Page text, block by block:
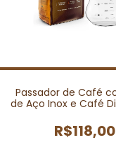
Passador de Café
de Aço Inox e Café
R$118,00